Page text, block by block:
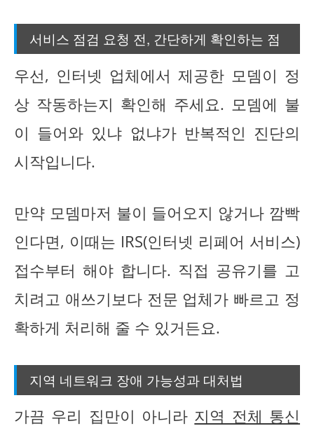
서비스 점검 요청 전, 간단하게 확인하는 점
우선, 인터넷 업체에서 제공한 모뎀이 정
상 작동하는지 확인해 주세요. 모뎀에 불
이 들어와 있냐 없냐가 반복적인 진단의
시작입니다.
만약 모뎀마저 불이 들어오지 않거나 깜빡
인다면, 이때는 IRS(인터넷 리페어 서비스)
접수부터 해야 합니다. 직접 공유기를 고
치려고 애쓰기보다 전문 업체가 빠르고 정
확하게 처리해 줄 수 있거든요.
지역 네트워크 장애 가능성과 대처법
가끔 우리 집만이 아니라 지역 전체 통신